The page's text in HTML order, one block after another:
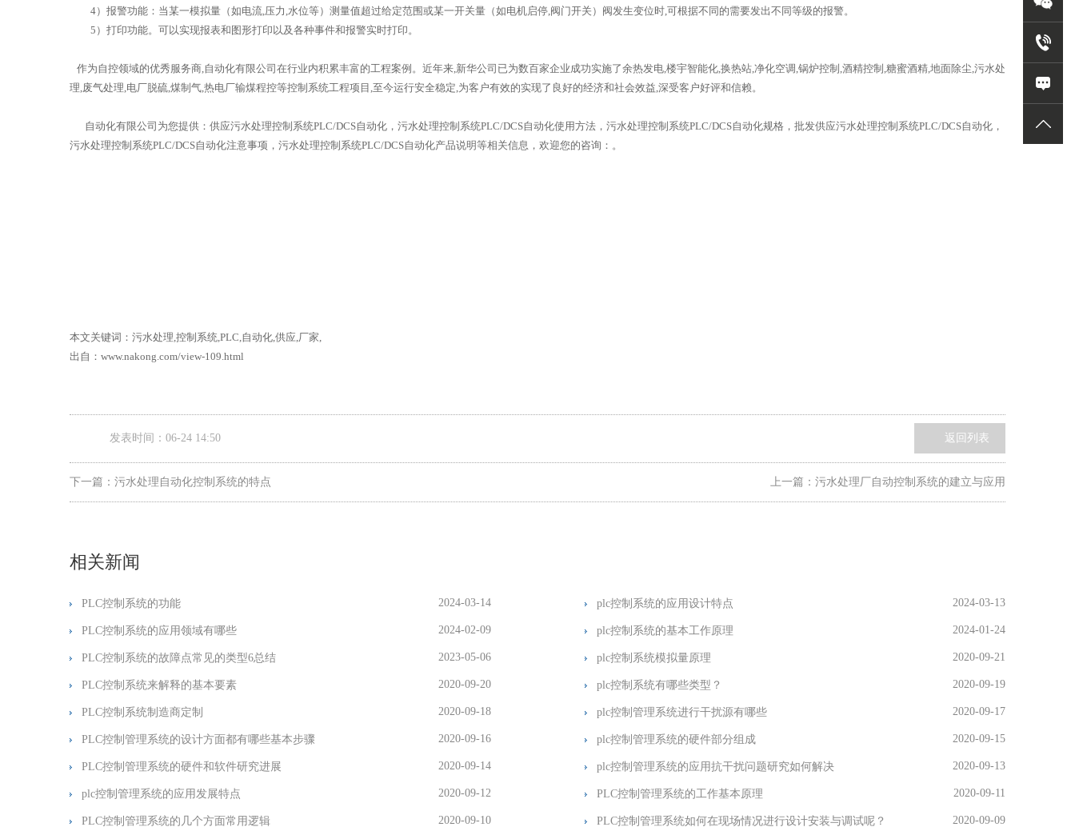
4）报警功能：当某一模拟量（如电流,压力,水位等）测量值超过给定范围或某一开关量（如电机启停,阀门开关）阀发生变位时,可根据不同的需要发出不同等级的报警。
5）打印功能。可以实现报表和图形打印以及各种事件和报警实时打印。
作为自控领域的优秀服务商,自动化有限公司在行业内积累丰富的工程案例。近年来,新华公司已为数百家企业成功实施了余热发电,楼宇智能化,换热站,净化空调,锅炉控制,酒精控制,糖蜜酒精,地面除尘,污水处
理,废气处理,电厂脱硫,煤制气,热电厂输煤程控等控制系统工程项目,至今运行安全稳定,为客户有效的实现了良好的经济和社会效益,深受客户好评和信赖。
自动化有限公司为您提供：供应污水处理控制系统PLC/DCS自动化，污水处理控制系统PLC/DCS自动化使用方法，污水处理控制系统PLC/DCS自动化规格，批发供应污水处理控制系统PLC/DCS自动化，
污水处理控制系统PLC/DCS自动化注意事项，污水处理控制系统PLC/DCS自动化产品说明等相关信息，欢迎您的咨询：。
本文关键词：污水处理,控制系统,PLC,自动化,供应,厂家,
出自：www.nakong.com/view-109.html
发表时间：06-24 14:50 返回列表
下一篇： 污水处理自动化控制系统的特点 上一篇： 污水处理厂自动控制系统的建立与应用
相关新闻
PLC控制系统的功能 2024-03-14 plc控制系统的应用设计特点 2024-03-13
PLC控制系统的应用领域有哪些 2024-02-09 plc控制系统的基本工作原理 2024-01-24
PLC控制系统的故障点常见的类型6总结 2023-05-06 plc控制系统模拟量原理 2020-09-21
PLC控制系统来解释的基本要素 2020-09-20 plc控制系统有哪些类型？ 2020-09-19
PLC控制系统制造商定制 2020-09-18 plc控制管理系统进行干扰源有哪些 2020-09-17
PLC控制管理系统的设计方面都有哪些基本步骤 2020-09-16 plc控制管理系统的硬件部分组成 2020-09-15
PLC控制管理系统的硬件和软件研究进展 2020-09-14 plc控制管理系统的应用抗干扰问题研究如何解决 2020-09-13
plc控制管理系统的应用发展特点 2020-09-12 PLC控制管理系统的工作基本原理 2020-09-11
PLC控制管理系统的几个方面常用逻辑 2020-09-10 PLC控制管理系统如何在现场情况进行设计安装与调试呢？ 2020-09-09